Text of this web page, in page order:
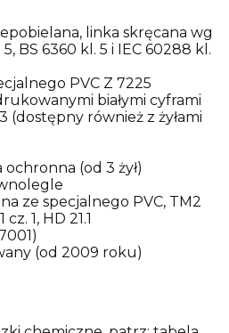
linka skręcana wg
BS 6360 kl. 5 i IEC 60288 kl.
PVC Z 7225
białymi cyframi
(dostępny również z żyłami
ochronna (od 3 żył)
ze specjalnego PVC, TM2
1, HD 21.1
(od 2009 roku)